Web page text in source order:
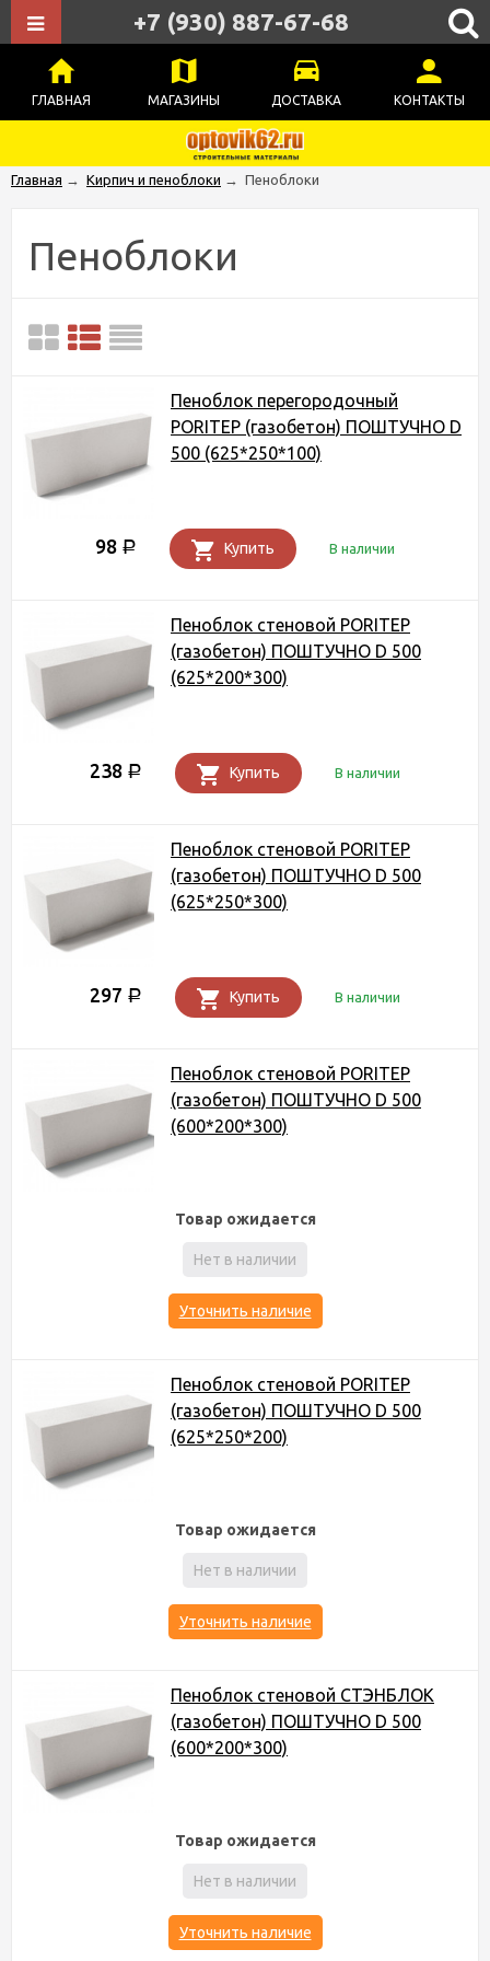
ГЛАВНАЯ МАГАЗИНЫ ДОСТАВКА КОНТАКТЫ
+7 (930) 887-67-68
Главная → Кирпич и пеноблоки → Пеноблоки
Пеноблоки
Пеноблок перегородочный
PORITEP (газобетон) ПОШТУЧНО D
500 (625*250*100)
98 Р Купить В наличии
Пеноблок стеновой PORITEP
(газобетон) ПОШТУЧНО D 500
(625*200*300)
238 Р Купить В наличии
Пеноблок стеновой PORITEP
(газобетон) ПОШТУЧНО D 500
(625*250*300)
297 Р Купить В наличии
Пеноблок стеновой PORITEP
(газобетон) ПОШТУЧНО D 500
(600*200*300)
Товар ожидается
Нет в наличии
Уточнить наличие
Пеноблок стеновой PORITEP
(газобетон) ПОШТУЧНО D 500
(625*250*200)
Товар ожидается
Нет в наличии
Уточнить наличие
Пеноблок стеновой СТЭНБЛОК
(газобетон) ПОШТУЧНО D 500
(600*200*300)
Товар ожидается
Нет в наличии
Уточнить наличие